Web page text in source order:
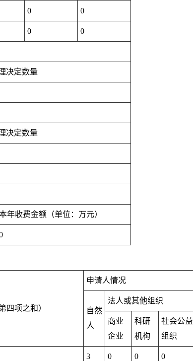
0 0
0 0
决定数量
决定数量
年收费金额（单位：万元）
四项之和）
申请人情况
自然
人
法人或其他组织
商业
企业
科研
机构
社会公益
组织
3 0 0 0